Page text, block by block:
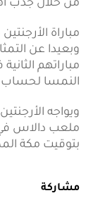
من خلال جذب
مباراة
وبعيدا عن
مباراتهم
النمسا لحساب
ويواجه
بتوقيت مكة
مشاركة